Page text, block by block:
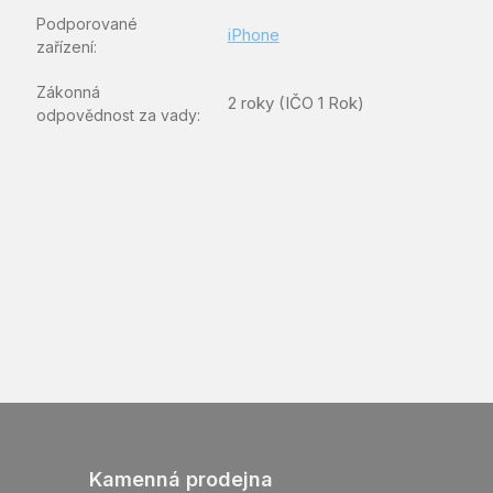
Podporované
zařízení:
iPhone
Zákonná
odpovědnost za vady:
2 roky (IČO 1 Rok)
Kamenná prodejna